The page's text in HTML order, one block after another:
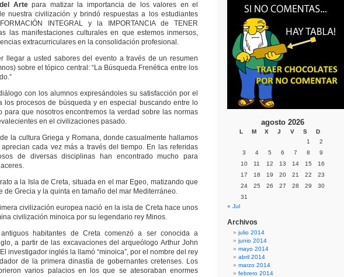
Artepara matizar la importancia de los valores en el
nuestra civilización y brindó respuestas a los estudiantes
INTEGRAL y la IMPORTANCIA de TENER
las manifestaciones culturales en que estemos inmersos,
extracurriculares en la consolidación profesional.
llegar a usted sabores del evento a través de un resumen
sobre el tópico central: “La Búsqueda Frenética entre los
con los alumnos expresándoles su satisfacción por el
los procesos de búsqueda y en especial buscando entre lo
para que nosotros encontremos la verdad sobre las normas
en el civilizaciones pasado.
la cultura Griega y Romana, donde casualmente hallamos
cada vez más a través del tiempo. En las referidas
de diversas disciplinas han encontrado mucho para
a la Isla de Creta, situada en el mar Egeo, matizando que
de Grecia y la quinta en tamaño del mar Mediterráneo.
civilización europea nació en la isla de Creta hace unos
civilización minoica por su legendario rey Minos.
habitantes de Creta comenzó a ser conocida a
a partir de las excavaciones del arqueólogo Arthur John
investigador inglés la llamó “minoica”, por el nombre del rey
de la primera dinastía de gobernantes cretenses. Los
varios palacios en los que se atesoraban enormes
agosto 2026
L M X J V S
D
1
2
3
4 5 6 7 8
9
10
11 12 13 14 15
16
17
18 19 20 21 22
23
24
25 26 27 28 29
30
31
« Jul
Archivos
julio 2014
junio 2014
mayo 2014
abril 2014
marzo 2014
febrero 2014